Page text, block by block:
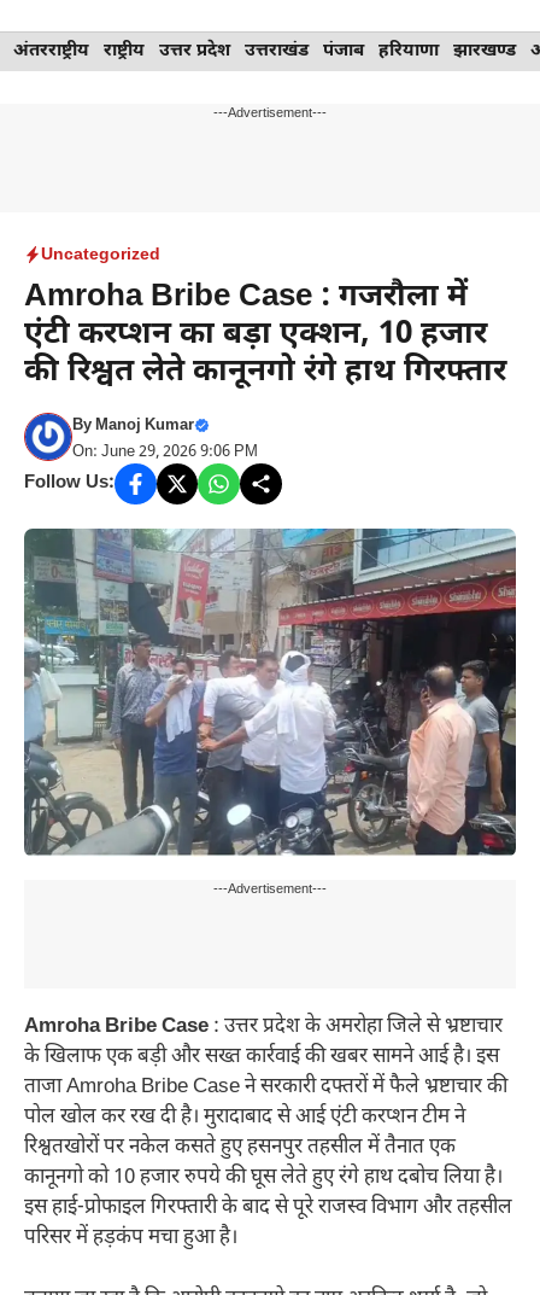
Skip
to
अंतरराष्ट्रीय राष्ट्रीय उत्तर प्रदेश उत्तराखंड पंजाब हरियाणा झारखण्ड
---Advertisement---
Uncategorized
Amroha Bribe Case : गजरौला में
एंटी करप्शन का बड़ा एक्शन, 10 हजार
की रिश्वत लेते कानूनगो रंगे हाथ गिरफ्तार
ByManoj Kumar
On: June 29, 2026 9:06 PM
Follow Us:
---Advertisement---
Amroha Bribe Case : उत्तर प्रदेश के अमरोहा जिले से भ्रष्टाचार
के खिलाफ एक बड़ी और सख्त कार्रवाई की खबर सामने आई है। इस
ताजा Amroha Bribe Case ने सरकारी दफ्तरों में फैले भ्रष्टाचार की
पोल खोल कर रख दी है। मुरादाबाद से आई एंटी करप्शन टीम ने
रिश्वतखोरों पर नकेल कसते हुए हसनपुर तहसील में तैनात एक
कानूनगो को 10 हजार रुपये की घूस लेते हुए रंगे हाथ दबोच लिया है।
इस हाई-प्रोफाइल गिरफ्तारी के बाद से पूरे राजस्व विभाग और तहसील
परिसर में हड़कंप मचा हुआ है।